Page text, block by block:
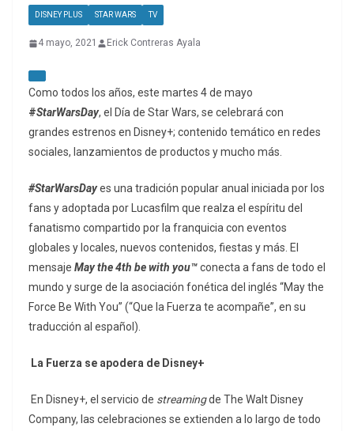
DISNEY PLUS STAR WARS TV
4 mayo, 2021 Erick Contreras Ayala
Como todos los años, este martes 4 de mayo
#StarWarsDay, el Día de Star Wars, se celebrará con
grandes estrenos en Disney+; contenido temático en redes
sociales, lanzamientos de productos y mucho más.
#StarWarsDayes una tradición popular anual iniciada por los
fans y adoptada por Lucasfilm que realza el espíritu del
fanatismo compartido por la franquicia con eventos
globales y locales, nuevos contenidos, fiestas y más. El
mensaje May the 4th be with you™conecta a fans de todo el
mundo y surge de la asociación fonética del inglés “May the
Force Be With You” (“Que la Fuerza te acompañe”, en su
traducción al español).
La Fuerza se apodera de Disney+
En Disney+, el servicio de streamingde The Walt Disney
Company, las celebraciones se extienden a lo largo de todo